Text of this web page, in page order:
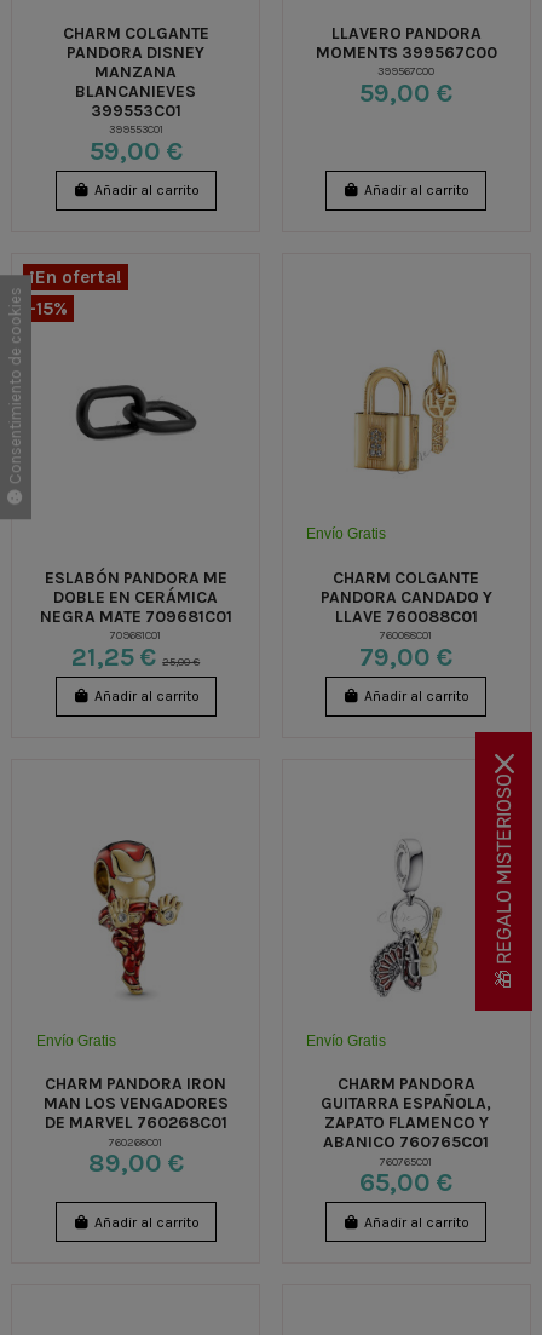
CHARM COLGANTE
PANDORA DISNEY
MANZANA
BLANCANIEVES
399553C01
399553C01
59,00 €
Añadir al carrito
LLAVERO PANDORA
MOMENTS 399567C00
399567C00
59,00 €
Añadir al carrito
¡En oferta!
-15%
ESLABÓN PANDORA ME
DOBLE EN CERÁMICA
NEGRA MATE 709681C01
709681C01
21,25 €25,00 €
Añadir al carrito
Envío Gratis
CHARM COLGANTE
PANDORA CANDADO Y
LLAVE 760088C01
760088C01
79,00 €
Añadir al carrito
Envío Gratis
CHARM PANDORA IRON
MAN LOS VENGADORES
DE MARVEL 760268C01
760268C01
89,00 €
Añadir al carrito
Envío Gratis
CHARM PANDORA
GUITARRA ESPAÑOLA,
ZAPATO FLAMENCO Y
ABANICO 760765C01
760765C01
65,00 €
Añadir al carrito
🎁 REGALO MISTERIOSO
Consentimiento de cookies